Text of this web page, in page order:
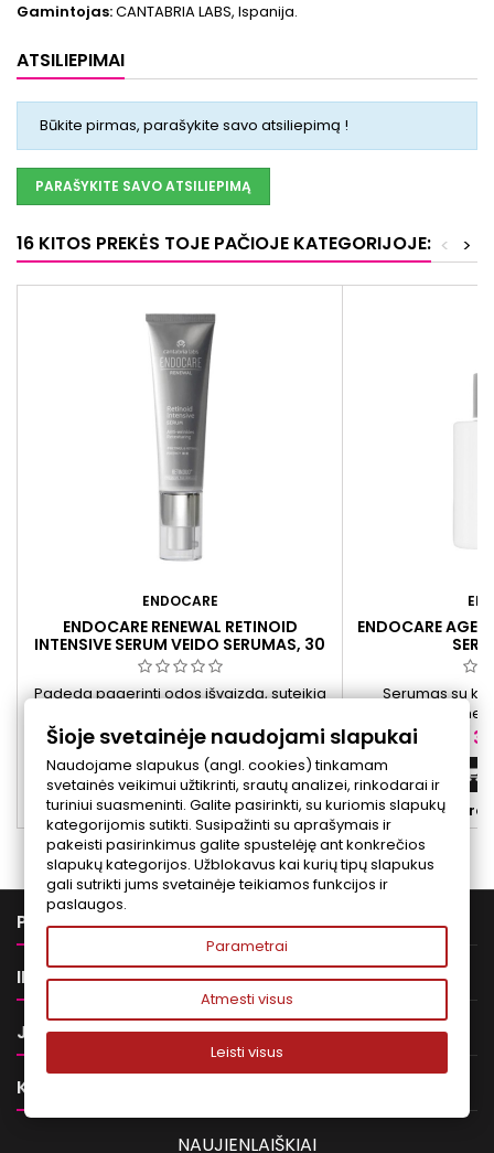
Gamintojas:CANTABRIA LABS, Ispanija.
ATSILIEPIMAI
Būkite pirmas, parašykite savo atsiliepimą !
PARAŠYKITE SAVO ATSILIEPIMĄ
16 KITOS PREKĖS TOJE PAČIOJE KATEGORIJOJE: >
<
ENDOCARE
ENDOCARE RENEWAL RETINOID
INTENSIVE SERUM VEIDO SERUMAS, 30
ML
Padeda pagerinti odos išvaizdą, suteikia
sumažinti senėjimo požymių matomumą.
Kaina
59,90 €
 Į krepšelį
Yra sandėlyje
ENDOCARE AGE
Serumas su
veikliosiomis
palaikyti odos


PREKĖS 
INFORMACIJA 
JŪSŲ PASKYRA 
KONTAKTAI
NAUJIENLAIŠKIAI
Šioje svetainėje naudojami slapukai
Naudojame slapukus (angl. cookies) tinkamam
svetainės veikimui užtikrinti, srautų analizei, rinkodarai ir
turiniui suasmeninti. Galite pasirinkti, su kuriomis slapukų
kategorijomis sutikti. Susipažinti su aprašymais ir
pakeisti pasirinkimus galite spustelėję ant konkrečios
slapukų kategorijos. Užblokavus kai kurių tipų slapukus
gali sutrikti jums svetainėje teikiamos funkcijos ir
paslaugos.
Parametrai
Atmesti visus
Leisti visus